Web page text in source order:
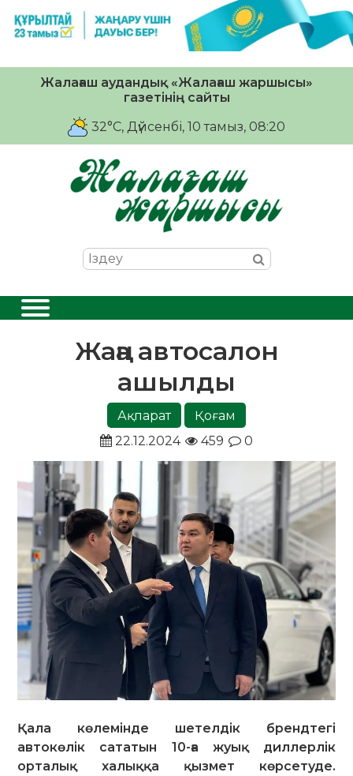
Жалағаш аудандық «Жалағаш жаршысы»
газетінің сайты
32°C, Дүйсенбі, 10 тамыз, 08:20
Жаңа автосалон
ашылды
Ақпарат
Қоғам
22.12.2024
459 0
Қала көлемінде шетелдік брендтегі
автокөлік сататын 10-ға жуық диллерлік
орталық халыққа қызмет көрсетуде.